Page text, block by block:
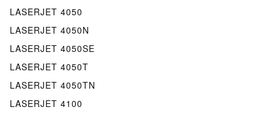
LASERJET 4050
LASERJET 4050N
LASERJET 4050SE
LASERJET 4050T
LASERJET 4050TN
LASERJET 4100